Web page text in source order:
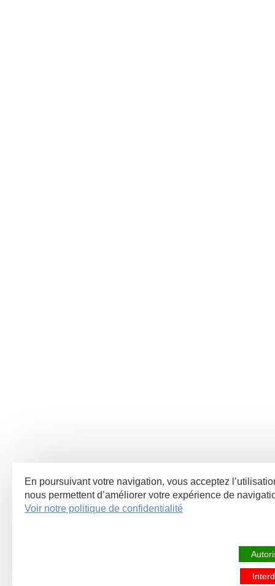
En poursuivant votre navigation, vous acceptez
nous permettent d’améliorer votre expérience de
Voir notre politique de confidentialité